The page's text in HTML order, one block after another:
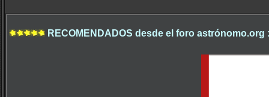
RECOMENDADOS desde el foro astrónomo.org